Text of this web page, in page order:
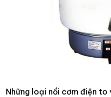
Những loại nồi cơm điện